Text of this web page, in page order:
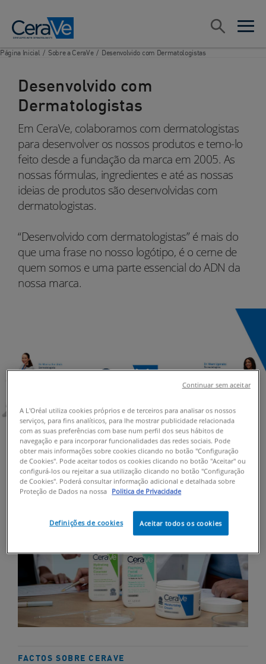
open
open
Pesquisar
Página Inicial / Sobre a CeraVe / Desenvolvido com Dermatologistas
Desenvolvido com
Dermatologistas
Em CeraVe, colaboramos com dermatologistas
para desenvolver os nossos produtos e temo-lo
feito desde a fundação da marca em 2005. As
nossas fórmulas, ingredientes e até as nossas
ideias de produtos são desenvolvidas com
dermatologistas.
“Desenvolvido com dermatologistas” é mais do
que uma frase no nosso logótipo, é o cerne de
quem somos e uma parte essencial do ADN da
nossa marca.
FACTOS SOBRE CERAVE
A L'Oréal utiliza cookies próprios e de terceiros para analisar os nossos
serviços, para fins analíticos, para lhe mostrar publicidade relacionada
com as suas preferências com base num perfil dos seus hábitos de
navegação e para incorporar funcionalidades das redes sociais. Pode
obter mais informações sobre cookies clicando no botão "Configuração
de Cookies". Pode aceitar todos os cookies clicando no botão "Aceitar" ou
configurá-los ou rejeitar a sua utilização clicando no botão "Configuração
de Cookies". Poderá consultar informação adicional e detalhada sobre
Proteção de Dados na nossa Politica de Privacidade
Definições de cookies Aceitar todos os cookies
Continuar sem aceitar